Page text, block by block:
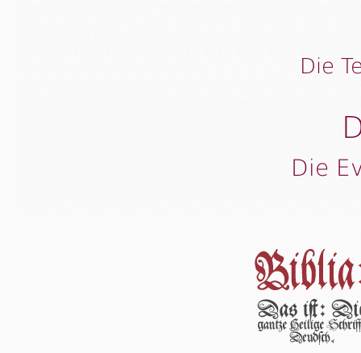
Die
Die